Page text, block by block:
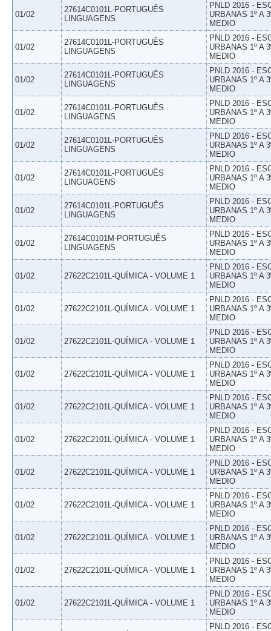
01/02
27614C0101L-PORTUGUÊS
LINGUAGENS
PNLD 2016 -
URBANAS 1º A
MEDIO
01/02
27614C0101L-PORTUGUÊS
LINGUAGENS
PNLD 2016 -
URBANAS 1º A
MEDIO
01/02
27614C0101L-PORTUGUÊS
LINGUAGENS
PNLD 2016 -
URBANAS 1º A
MEDIO
01/02
27614C0101L-PORTUGUÊS
LINGUAGENS
PNLD 2016 -
URBANAS 1º A
MEDIO
01/02
27614C0101L-PORTUGUÊS
LINGUAGENS
PNLD 2016 -
URBANAS 1º A
MEDIO
01/02
27614C0101L-PORTUGUÊS
LINGUAGENS
PNLD 2016 -
URBANAS 1º A
MEDIO
01/02
27614C0101L-PORTUGUÊS
LINGUAGENS
PNLD 2016 -
URBANAS 1º A
MEDIO
01/02
27614C0101M-PORTUGUÊS
LINGUAGENS
PNLD 2016 -
URBANAS 1º A
MEDIO
01/02 27622C2101L-QUÍMICA - VOLUME 1
PNLD 2016 -
URBANAS 1º A
MEDIO
01/02 27622C2101L-QUÍMICA - VOLUME 1
PNLD 2016 -
URBANAS 1º A
MEDIO
01/02 27622C2101L-QUÍMICA - VOLUME 1
PNLD 2016 -
URBANAS 1º A
MEDIO
01/02 27622C2101L-QUÍMICA - VOLUME 1
PNLD 2016 -
URBANAS 1º A
MEDIO
01/02 27622C2101L-QUÍMICA - VOLUME 1
PNLD 2016 -
URBANAS 1º A
MEDIO
01/02 27622C2101L-QUÍMICA - VOLUME 1
PNLD 2016 -
URBANAS 1º A
MEDIO
01/02 27622C2101L-QUÍMICA - VOLUME 1
PNLD 2016 -
URBANAS 1º A
MEDIO
01/02 27622C2101L-QUÍMICA - VOLUME 1
PNLD 2016 -
URBANAS 1º A
MEDIO
01/02 27622C2101L-QUÍMICA - VOLUME 1
PNLD 2016 -
URBANAS 1º A
MEDIO
01/02 27622C2101L-QUÍMICA - VOLUME 1
PNLD 2016 -
URBANAS 1º A
MEDIO
01/02 27622C2101L-QUÍMICA - VOLUME 1
PNLD 2016 -
URBANAS 1º A
MEDIO
PNLD 2016 -